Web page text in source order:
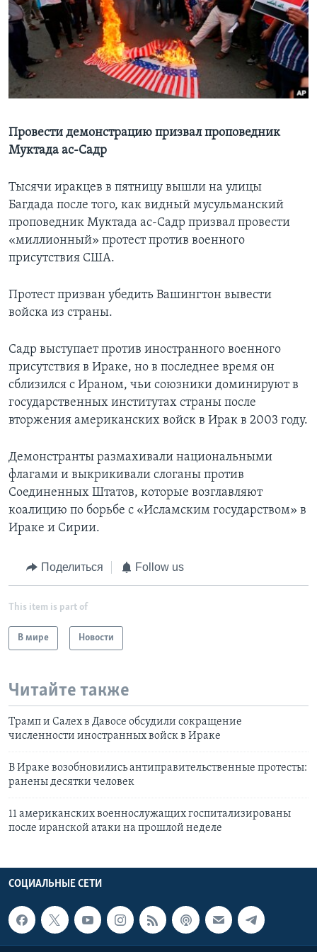
Learning English
СОЦИАЛЬНЫЕ СЕТИ
Языки
Провести демонстрацию призвал проповедник
Муктада ас-Садр
Тысячи иракцев в пятницу вышли на улицы
Багдада после того, как видный мусульманский
проповедник Муктада ас-Садр призвал провести
«миллионный» протест против военного
присутствия США.
Протест призван убедить Вашингтон вывести
войска из страны.
Садр выступает против иностранного военного
присутствия в Ираке, но в последнее время он
сблизился с Ираном, чьи союзники доминируют в
государственных институтах страны после
вторжения американских войск в Ирак в 2003 году.
Демонстранты размахивали национальными
флагами и выкрикивали слоганы против
Соединенных Штатов, которые возглавляют
коалицию по борьбе с «Исламским государством» в
Ираке и Сирии.
Поделиться Follow us
This item is part of
В мире Новости
Читайте также
Трамп и Салех в Давосе обсудили сокращение
численности иностранных войск в Ираке
В Ираке возобновились антиправительственные протесты:
ранены десятки человек
11 американских военнослужащих госпитализированы
после иранской атаки на прошлой неделе
СОЦИАЛЬНЫЕ СЕТИ